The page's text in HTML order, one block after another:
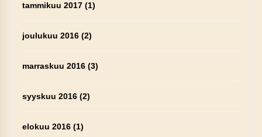
tammikuu 2017(1)
joulukuu 2016(2)
marraskuu 2016(3)
syyskuu 2016(2)
elokuu 2016(1)